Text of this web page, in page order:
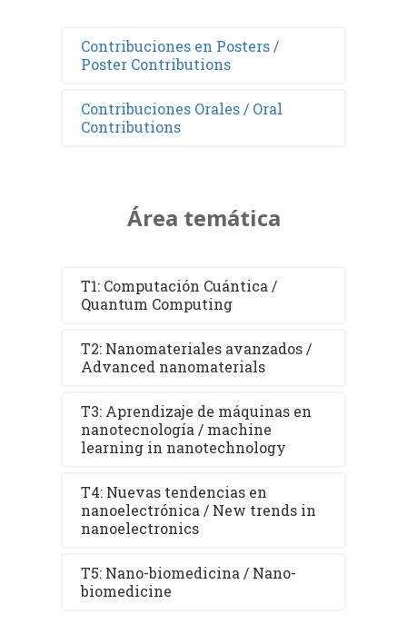
Contribuciones en Posters /
Poster Contributions
Contribuciones Orales / Oral
Contributions
Área temática
T1: Computación Cuántica /
Quantum Computing
T2: Nanomateriales avanzados /
Advanced nanomaterials
T3: Aprendizaje de máquinas en
nanotecnología / machine
learning in nanotechnology
T4: Nuevas tendencias en
nanoelectrónica / New trends in
nanoelectronics
T5: Nano-biomedicina / Nano-
biomedicine